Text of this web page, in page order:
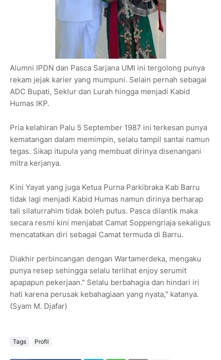
Alumni IPDN dan Pasca Sarjana UMI ini tergolong punya
rekam jejak karier yang mumpuni. Selain pernah sebagai
ADC Bupati, Seklur dan Lurah hingga menjadi Kabid
Humas IKP.
Pria kelahiran Palu 5 September 1987 ini terkesan punya
kematangan dalam memimpin, selalu tampil santai namun
tegas. Sikap itupula yang membuat dirinya disenangani
mitra kerjanya.
Kini Yayat yang juga Ketua Purna Parkibraka Kab Barru
tidak lagi menjadi Kabid Humas namun dirinya berharap
tali silaturrahim tidak boleh putus. Pasca dilantik maka
secara resmi kini menjabat Camat Soppengriaja sekaligus
mencatatkan diri sebagai Camat termuda di Barru.
Diakhir perbincangan dengan Wartamerdeka, mengaku
punya resep sehingga selalu terlihat enjoy serumit
apapapun pekerjaan." Selalu berbahagia dan hindari iri
hati karena perusak kebahagiaan yang nyata," katanya.
(Syam M. Djafar)
Tags Profil